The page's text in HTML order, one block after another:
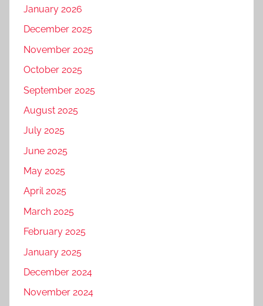
January 2026
December 2025
November 2025
October 2025
September 2025
August 2025
July 2025
June 2025
May 2025
April 2025
March 2025
February 2025
January 2025
December 2024
November 2024